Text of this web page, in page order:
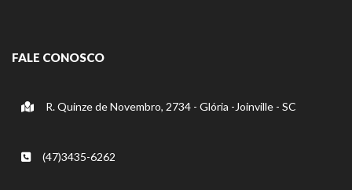
FALE CONOSCO
R. Quinze de Novembro, 2734 - Glória -Joinville - SC
(47)3435-6262